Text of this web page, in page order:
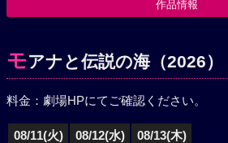
作品情報
モアナと伝説の海（2026）
料金：劇場HPにてご確認ください。
08/11(火) 08/12(水) 08/13(木)